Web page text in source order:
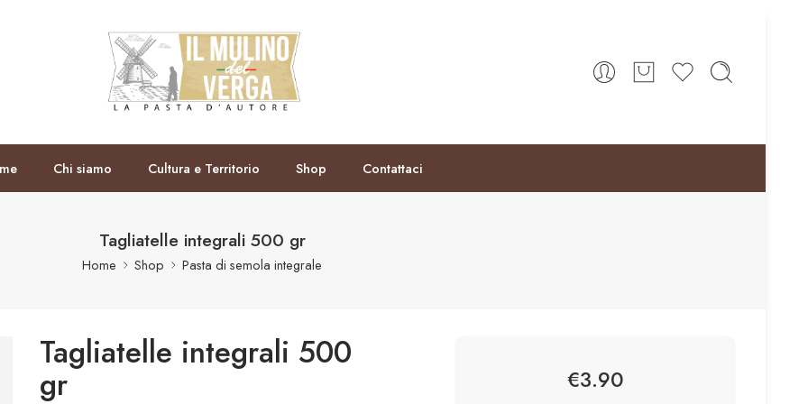
Chi siamo Cultura e Territorio Shop Contattaci
Tagliatelle integrali 500 gr
Home Shop Pasta di semola integrale
Tagliatelle integrali 500
gr €3.90